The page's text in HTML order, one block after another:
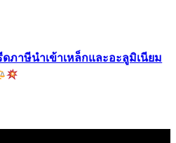
ภาษีนำเข้าเหล็กและอะลูมิเนียม